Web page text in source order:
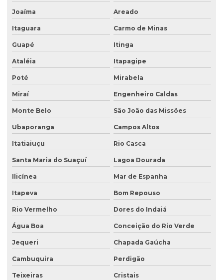
Sondagem de subsolo
Sondagem de terreno para construção
Tampa para poço de monitoramento
Joaíma Areado
Itaguara Carmo de Minas
Guapé Itinga
Ataléia Itapagipe
Poté Mirabela
Miraí Engenheiro Caldas
Monte Belo São João das Missões
Ubaporanga Campos Altos
Itatiaiuçu Rio Casca
Santa Maria do Suaçuí Lagoa Dourada
Ilicínea Mar de Espanha
Itapeva Bom Repouso
Rio Vermelho Dores do Indaiá
Água Boa Conceição do Rio Verde
Jequeri Chapada Gaúcha
Cambuquira Perdigão
Teixeiras Cristais